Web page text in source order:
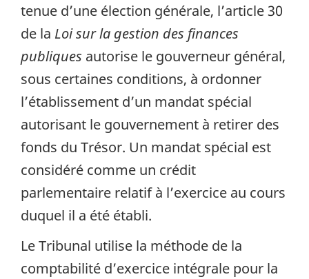
tenue d’une élection générale, l’article 30
de la Loi sur la gestion des finances
publiques autorise le gouverneur général,
sous certaines conditions, à ordonner
l’établissement d’un mandat spécial
autorisant le gouvernement à retirer des
fonds du Trésor. Un mandat spécial est
considéré comme un crédit
parlementaire relatif à l’exercice au cours
duquel il a été établi.
Le Tribunal utilise la méthode de la
comptabilité d’exercice intégrale pour la